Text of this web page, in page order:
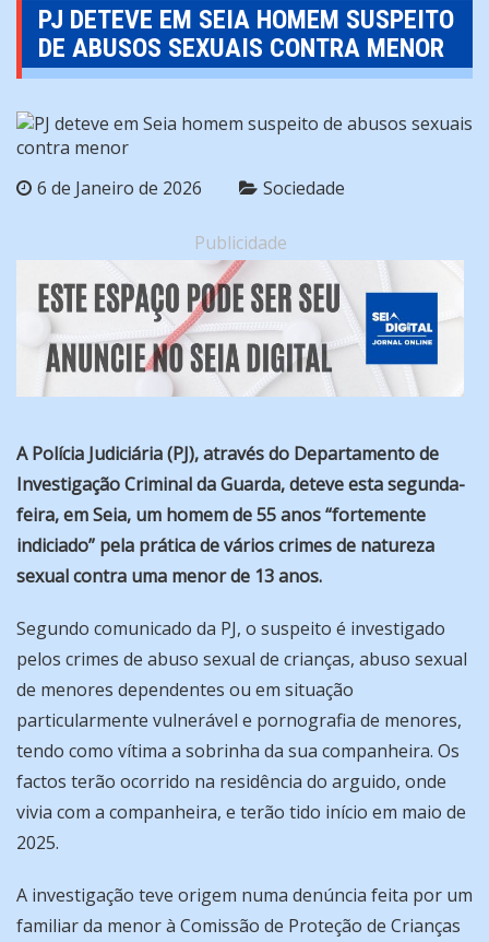
PJ DETEVE EM SEIA HOMEM SUSPEITO
DE ABUSOS SEXUAIS CONTRA MENOR
6 de Janeiro de 2026 Sociedade
Publicidade
A Polícia Judiciária (PJ), através do Departamento de
Investigação Criminal da Guarda, deteve esta segunda-
feira, em Seia, um homem de 55 anos“fortemente
indiciado” pela prática de vários crimes de natureza
sexual contra uma menor de 13 anos.
Segundo comunicado da PJ, o suspeito é investigado
pelos crimes de abuso sexual de crianças, abuso sexual
de menores dependentes ou em situação
particularmente vulnerável e pornografia de menores,
tendo como vítima a sobrinha da sua companheira. Os
factos terão ocorrido na residência do arguido, onde
vivia com a companheira, e terão tido início em maio de
2025.
A investigação teve origem numa denúncia feita por um
familiar da menor à Comissão de Proteção de Crianças